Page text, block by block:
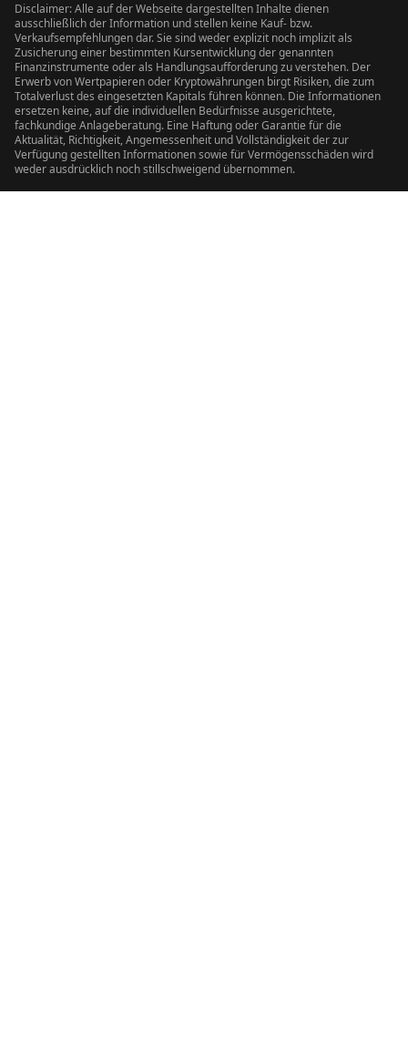
Disclaimer: Alle auf der Webseite dargestellten Inhalte dienen
ausschließlich der Information und stellen keine Kauf- bzw.
Verkaufsempfehlungen dar. Sie sind weder explizit noch implizit als
Zusicherung einer bestimmten Kursentwicklung der genannten
Finanzinstrumente oder als Handlungsaufforderung zu verstehen. Der
Erwerb von Wertpapieren oder Kryptowährungen birgt Risiken, die zum
Totalverlust des eingesetzten Kapitals führen können. Die Informationen
ersetzen keine, auf die individuellen Bedürfnisse ausgerichtete,
fachkundige Anlageberatung. Eine Haftung oder Garantie für die
Aktualität, Richtigkeit, Angemessenheit und Vollständigkeit der zur
Verfügung gestellten Informationen sowie für Vermögensschäden wird
weder ausdrücklich noch stillschweigend übernommen.